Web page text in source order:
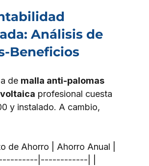
Análisis de
Beneficios
de malla anti-palomas
profesional cuesta
y instalado. A cambio,
de Ahorro | Ahorro Anual |
|------------| |